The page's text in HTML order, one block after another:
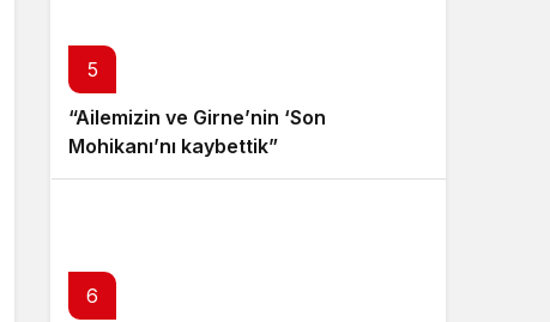
5
“Ailemizin ve Girne’nin ‘Son
Mohikanı’nı kaybettik”
6